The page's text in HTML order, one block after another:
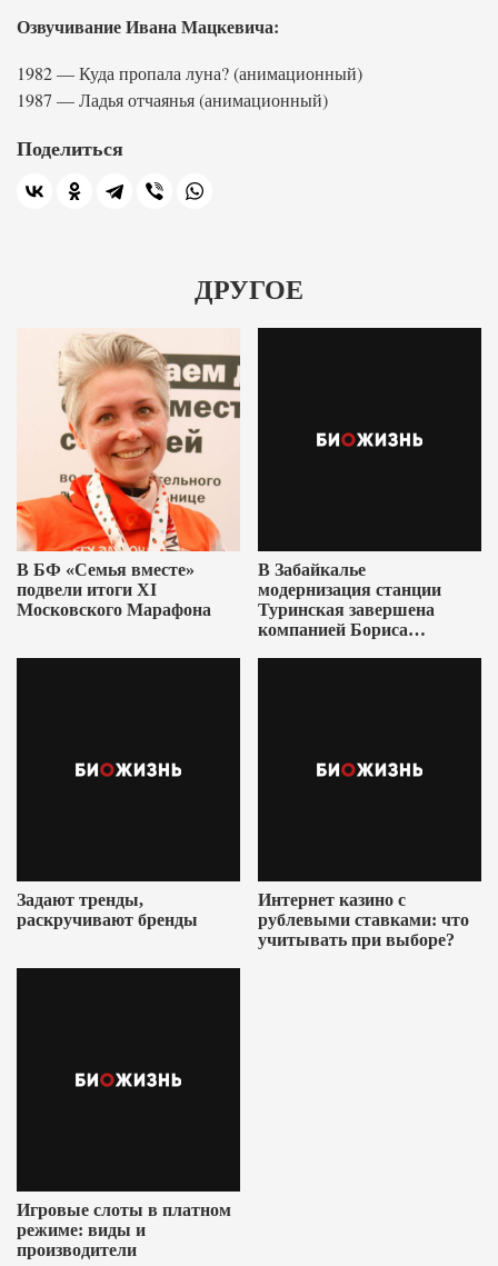
Озвучивание Ивана Мацкевича:
1982 — Куда пропала луна? (анимационный)
1987 — Ладья отчаянья (анимационный)
Поделиться
ДРУГОЕ
В БФ «Семья вместе»
подвели итоги XI
Московского Марафона
В Забайкалье
модернизация станции
Туринская завершена
компанией Бориса
Задают тренды,
раскручивают бренды
Интернет казино с
рублевыми ставками: что
учитывать при выборе?
Игровые слоты в платном
режиме: виды и
производители